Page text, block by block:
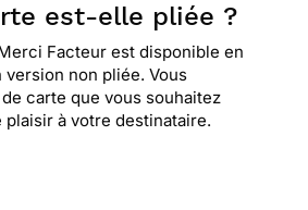
est-elle pliée ?
Facteur est disponible en
non pliée. Vous
carte que vous souhaitez
à votre destinataire.